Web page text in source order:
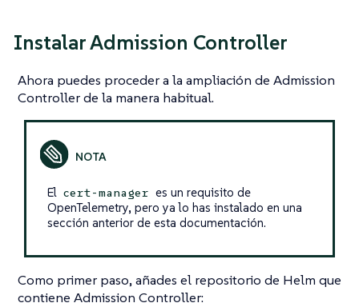
Instalar Admission Controller
Ahora puedes proceder a la ampliación de Admission
Controller de la manera habitual.
El cert-manager es un requisito de
OpenTelemetry, pero ya lo has instalado en una
sección anterior de esta documentación.
Como primer paso, añades el repositorio de Helm que
contiene Admission Controller: